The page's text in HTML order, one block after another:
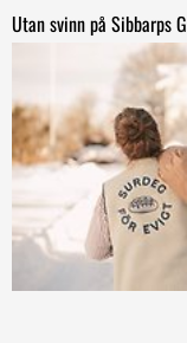
Utan svinn på Sibbarps